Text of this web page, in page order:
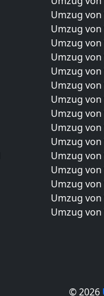
Umzug
Umzug
Umzug
Umzug
Umzug von
Umzug
Umzug
Umzug
Umzug
Umzug
Umzug
Umzug
Umzug
Umzug
Umzug
© 2026